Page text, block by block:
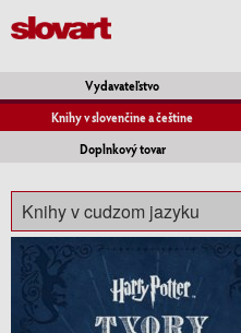
Vydavateľstvo
Knihy v slovenčine a češtine
Doplnkový tovar